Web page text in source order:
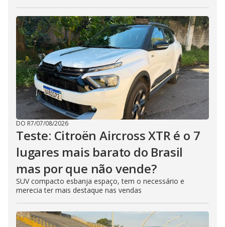
DO R7/07/08/2026
Teste: Citroën Aircross XTR é o 7
lugares mais barato do Brasil
mas por que não vende?
SUV compacto esbanja espaço, tem o necessário e
merecia ter mais destaque nas vendas